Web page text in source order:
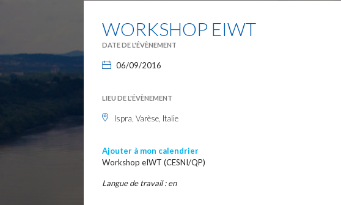
WORKSHOP EIWT
DATE DE L'ÉVÈNEMENT
06/09/2016
LIEU DE L'ÉVÈNEMENT
Ispra, Varèse, Italie
Ajouter à mon calendrier
Workshop eIWT (CESNI/QP)
Langue de travail : en